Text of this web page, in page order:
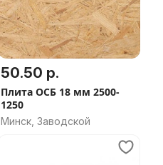
50.50 р.
Плита ОСБ 18 мм 2500-
1250
Минск, Заводской